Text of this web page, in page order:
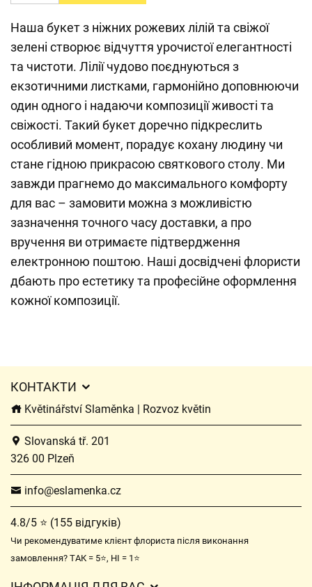
Наша букет з ніжних рожевих лілій та свіжої
зелені створює відчуття урочистої елегантності
та чистоти. Лілії чудово поєднуються з
екзотичними листками, гармонійно доповнюючи
один одного і надаючи композиції живості та
свіжості. Такий букет доречно підкреслить
особливий момент, порадує кохану людину чи
стане гідною прикрасою святкового столу. Ми
завжди прагнемо до максимального комфорту
для вас – замовити можна з можливістю
зазначення точного часу доставки, а про
вручення ви отримаєте підтвердження
електронною поштою. Наші досвідчені флористи
дбають про естетику та професійне оформлення
кожної композиції.
КОНТАКТИ
Květinářství Slaměnka | Rozvoz květin
Slovanská tř. 201
326 00 Plzeň
info@eslamenka.cz
4.8/5 ⭐ (155 відгуків)
Чи рекомендуватиме клієнт флориста після виконання
замовлення? ТАК = 5⭐, НІ = 1⭐